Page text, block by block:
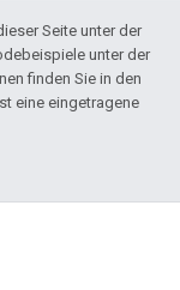
Seite unter der
unter der
finden Sie in den
eine eingetragene